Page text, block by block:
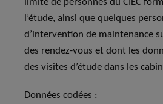
limité de personnes du CIEC
l’étude, ainsi que quelques
d’intervention de maintenance
des rendez-vous et dont les
des visites d’étude dans les
Données codées :